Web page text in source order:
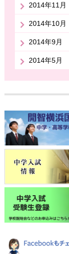
2014年11月
2014年10月
2014年9月
2014年5月